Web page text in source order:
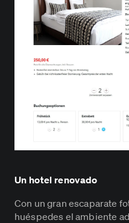
Un hotel renovado
Con un gran escaparate
huéspedes el ambiente